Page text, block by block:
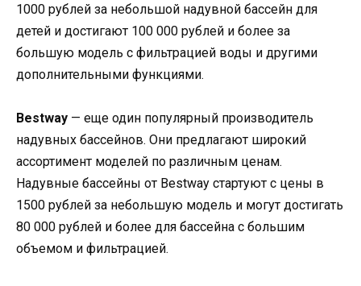
1000 рублей за небольшой надувной бассейн для
детей и достигают 100 000 рублей и более за
большую модель с фильтрацией воды и другими
дополнительными функциями.
Bestway — еще один популярный производитель
надувных бассейнов. Они предлагают широкий
ассортимент моделей по различным ценам.
Надувные бассейны от Bestway стартуют с цены в
1500 рублей за небольшую модель и могут достигать
80 000 рублей и более для бассейна с большим
объемом и фильтрацией.